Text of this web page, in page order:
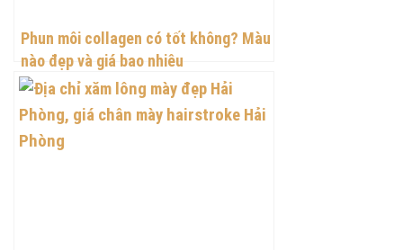
Phun môi collagen có tốt không? Màu
nào đẹp và giá bao nhiêu